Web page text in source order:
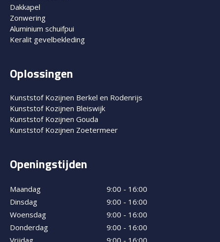
Dakkapel
Zonwering
Aluminium schuifpui
Keralit gevelbekleding
Oplossingen
Kunststof Kozijnen Berkel en Rodenrijs
Kunststof Kozijnen Bleiswijk
Kunststof Kozijnen Gouda
Kunststof Kozijnen Zoetermeer
Openingstijden
Maandag
9:00 - 16:00
Dinsdag
9:00 - 16:00
Woensdag
9:00 - 16:00
Donderdag
9:00 - 16:00
Vrijdag
9:00 - 16:00